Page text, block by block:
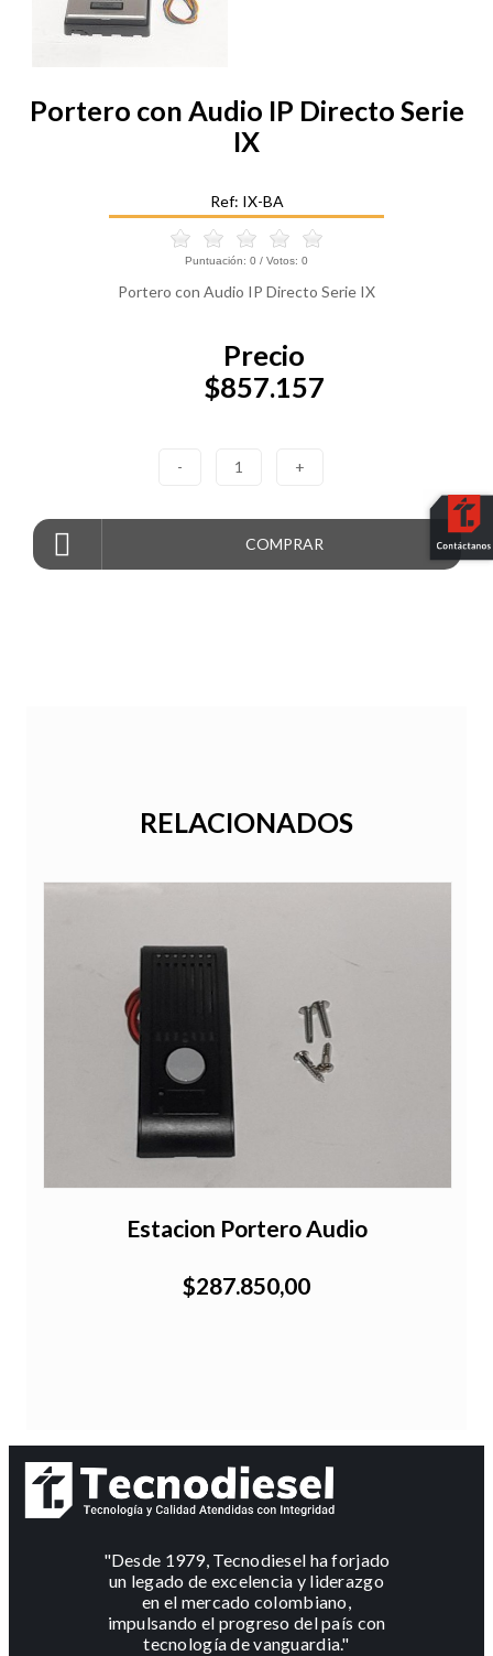
Portero con Audio IP Directo Serie
IX
Ref: IX-BA
Puntuación: 0 / Votos: 0
Portero con Audio IP Directo Serie IX
Precio
$857.157
- 1 +
COMPRAR
RELACIONADOS
Estacion Portero Audio
$287.850,00
"Desde 1979, Tecnodiesel ha forjado
un legado de excelencia y liderazgo
en el mercado colombiano,
impulsando el progreso del país con
tecnología de vanguardia."